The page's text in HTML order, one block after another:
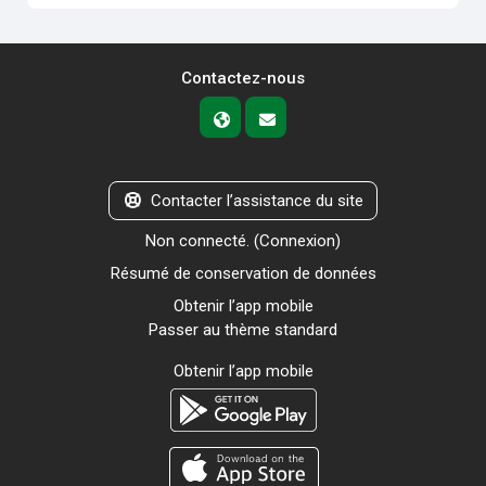
Contactez-nous
Contacter l’assistance du site
Non connecté. (Connexion)
Résumé de conservation de données
Obtenir l’app mobile
Passer au thème standard
Obtenir l’app mobile